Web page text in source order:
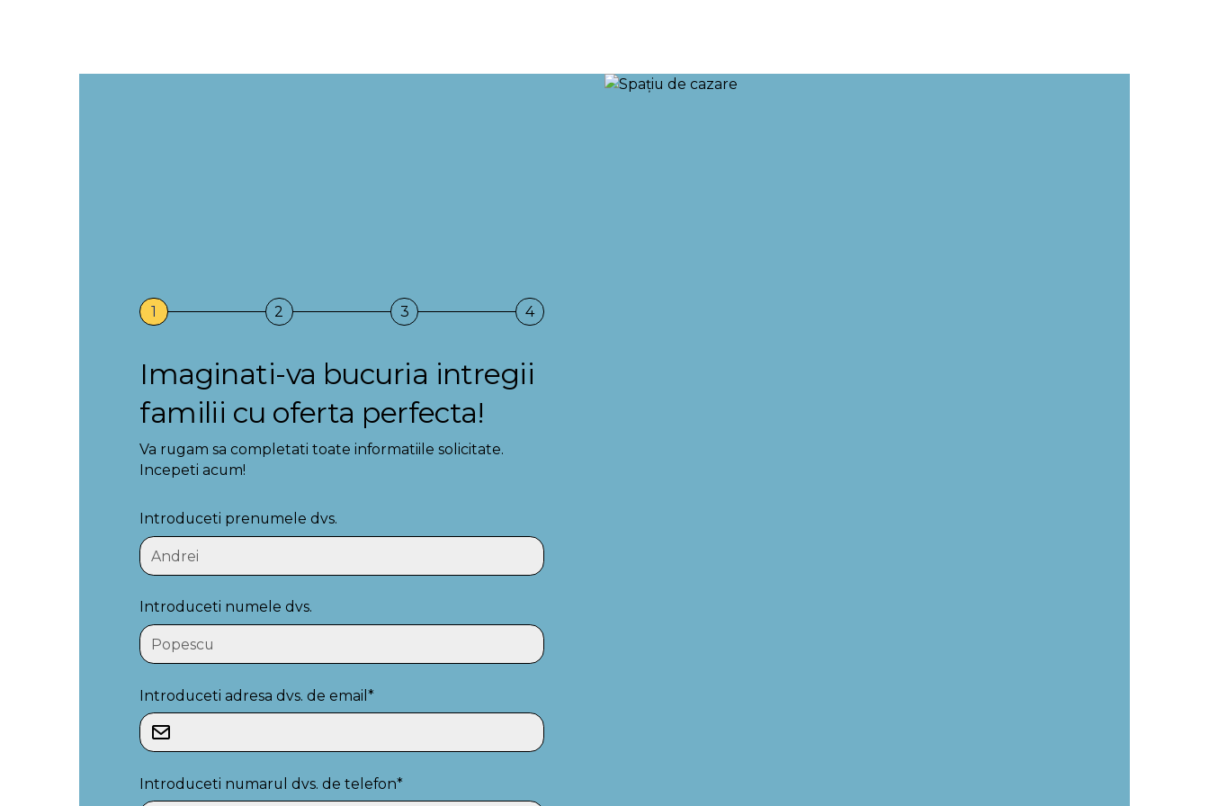
1 2 3 4
Imaginati-va bucuria intregii
familii cu oferta perfecta!
Va rugam sa completati toate informatiile solicitate.
Incepeti acum!
Introduceti prenumele dvs.
Introduceti numele dvs.
Introduceti adresa dvs. de email*
Introduceti numarul dvs. de telefon*